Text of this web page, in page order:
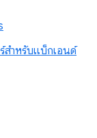
สำหรับแบ็กเอนด์